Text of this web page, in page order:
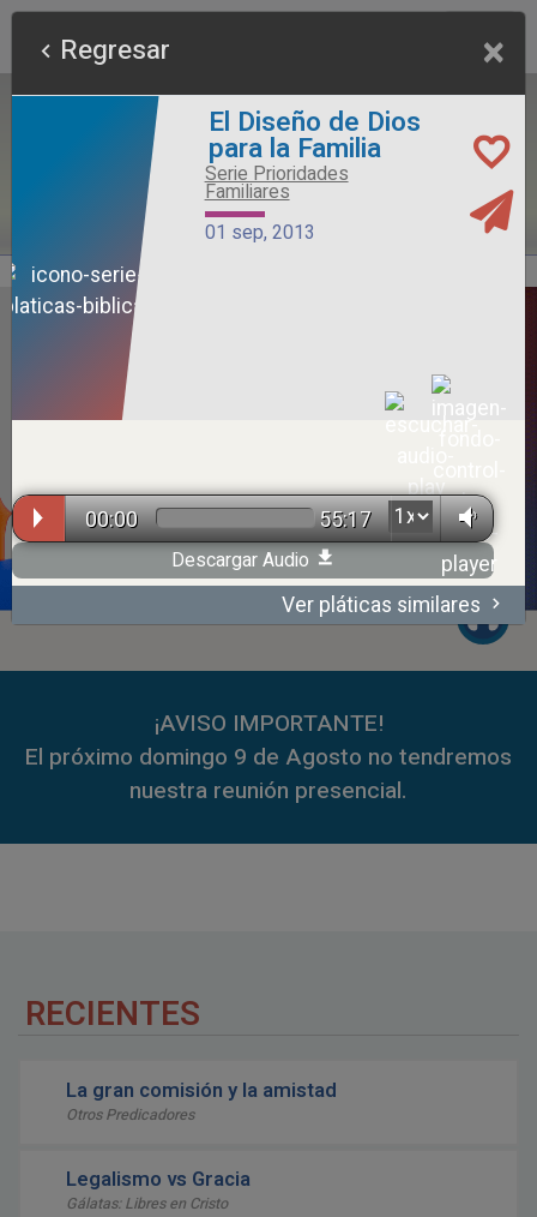
59:35
¡AVISO IMPORTANTE!
El próximo domingo 9 de Agosto no tendremos
nuestra reunión presencial.
RECIENTES
La gran comisión y la amistad
Otros Predicadores
Legalismo vs Gracia
Gálatas: Libres en Cristo
Regresar ×
El Diseño de Dios
para la Familia
Serie Prioridades
Familiares
01 sep, 2013
00:00 55:17
Descargar Audio
Ver pláticas similares